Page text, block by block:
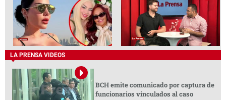
LA PRENSA VIDEOS
BCH emite comunicado por captura de
funcionarios vinculados al caso